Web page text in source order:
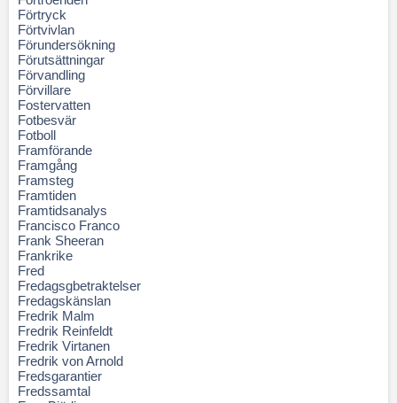
Förtryck
Förtvivlan
Förundersökning
Förutsättningar
Förvandling
Förvillare
Fostervatten
Fotbesvär
Fotboll
Framförande
Framgång
Framsteg
Framtiden
Framtidsanalys
Francisco Franco
Frank Sheeran
Frankrike
Fred
Fredagsgbetraktelser
Fredagskänslan
Fredrik Malm
Fredrik Reinfeldt
Fredrik Virtanen
Fredrik von Arnold
Fredsgarantier
Fredssamtal